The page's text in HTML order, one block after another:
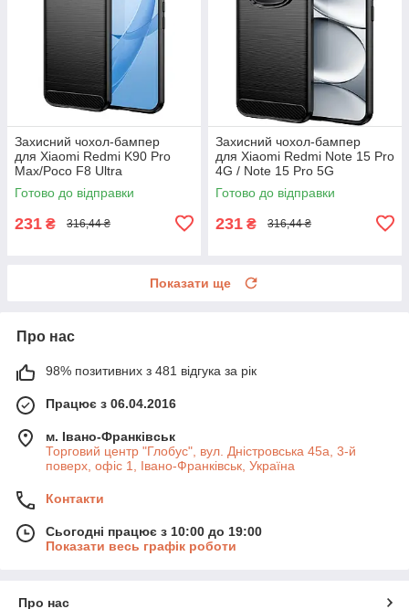
Захисний чохол-бампер
для Xiaomi Redmi K90 Pro
Max/Poco F8 Ultra
Готово до відправки
231 ₴ 316,44 ₴
Захисний чохол-бампер
для Xiaomi Redmi Note 15 Pro
4G / Note 15 Pro 5G
Готово до відправки
231 ₴ 316,44 ₴
Показати ще
Про нас
98% позитивних з 481 відгука за рік
Працює з 06.04.2016
м. Івано-Франківськ
Торговий центр "Глобус", вул. Дністровська 45а, 3-й
поверх, офіс 1, Івано-Франківськ, Україна
Контакти
Сьогодні працює з 10:00 до 19:00
Показати весь графік роботи
Про нас